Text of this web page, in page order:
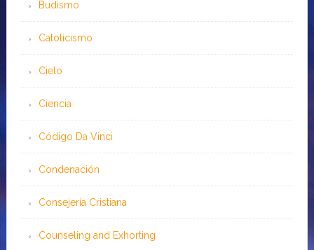
Budismo
Catolicismo
Cielo
Ciencia
Código Da Vinci
Condenación
Consejería Cristiana
Counseling and Exhorting